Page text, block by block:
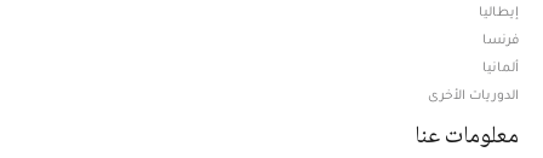
إيطاليا
فرنسا
ألمانيا
الدوريات الأخرى
معلومات عنا